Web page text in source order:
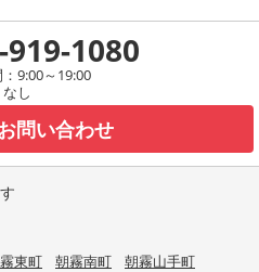
919-1080
9:00～19:00
し
問い合わせ
東町 朝霧南町
朝霧山手町